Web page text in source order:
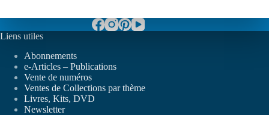
Liens utiles
Abonnements
e-Articles – Publications
Vente de numéros
Ventes de Collections par thème
Livres, Kits, DVD
Newsletter